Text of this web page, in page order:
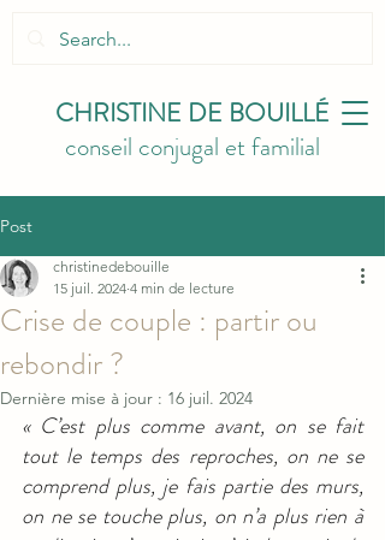
CHRISTINE DE BOUILLÉ
conseil conjugal et familial
Post
Crise de couple : partir ou
rebondir ?
christinedebouille
15 juil. 2024 4 min de lecture
Dernière mise à jour : 16 juil. 2024
« C’est plus comme avant, on se fait
tout le temps des reproches, on ne se
comprend plus, je fais partie des murs,
on ne se touche plus, on n’a plus rien à